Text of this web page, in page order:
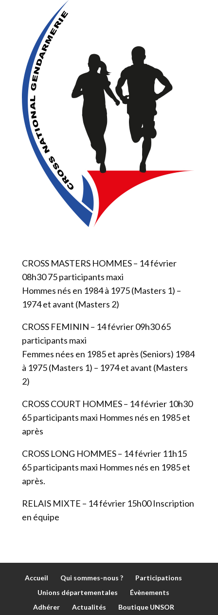
CROSS MASTERS HOMMES – 14 février
08h30 75 participants maxi
Hommes nés en 1984 à 1975 (Masters 1) –
1974 et avant (Masters 2)
CROSS FEMININ – 14 février 09h30 65
participants maxi
Femmes nées en 1985 et après (Seniors) 1984
à 1975 (Masters 1) – 1974 et avant (Masters
2)
CROSS COURT HOMMES – 14 février 10h30
65 participants maxi Hommes nés en 1985 et
après
CROSS LONG HOMMES – 14 février 11h15
65 participants maxi Hommes nés en 1985 et
après.
RELAIS MIXTE – 14 février 15h00 Inscription
en équipe
Accueil Qui sommes-nous ?
Participations
Unions départementales
Évènements
Adhérer
Actualités Boutique UNSOR